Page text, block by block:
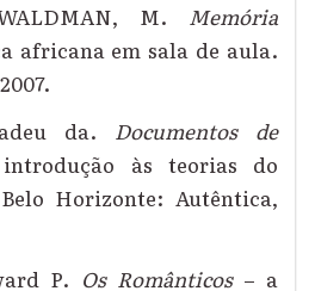
M. Memória
africana em sala de aula.
da. Documentos de
às teorias do
Horizonte: Autêntica,
P. Os Românticos– a